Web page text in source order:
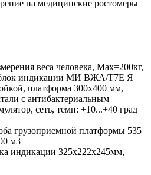
на медицинские ростомеры
веса человека, Мах=200кг,
блок индикации МИ ВЖА/Т7Е Я
платформа 300х400 мм,
с антибактериальным
сеть, темп: +10...+40 град
грузоприемной платформы 535
м3
индикации 325х222х245мм,